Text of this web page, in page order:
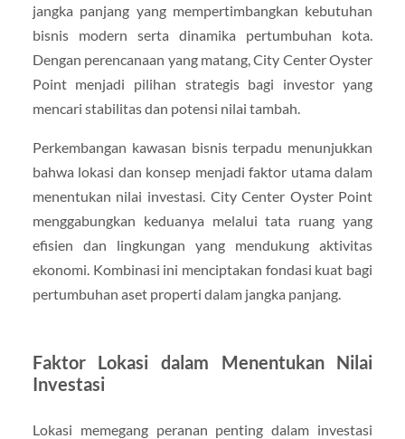
jangka panjang yang mempertimbangkan kebutuhan
bisnis modern serta dinamika pertumbuhan kota.
Dengan perencanaan yang matang, City Center Oyster
Point menjadi pilihan strategis bagi investor yang
mencari stabilitas dan potensi nilai tambah.
Perkembangan kawasan bisnis terpadu menunjukkan
bahwa lokasi dan konsep menjadi faktor utama dalam
menentukan nilai investasi. City Center Oyster Point
menggabungkan keduanya melalui tata ruang yang
efisien dan lingkungan yang mendukung aktivitas
ekonomi. Kombinasi ini menciptakan fondasi kuat bagi
pertumbuhan aset properti dalam jangka panjang.
Faktor Lokasi dalam Menentukan Nilai
Investasi
Lokasi memegang peranan penting dalam investasi